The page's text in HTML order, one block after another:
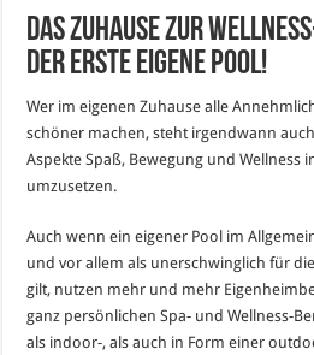
Das Zuhause zur
der erste eigene Pool!
Wer im eigenen Zuhause alle
schöner machen, steht irgendwann
Aspekte Spaß, Bewegung und Wellness
umzusetzen.
Auch wenn ein eigener Pool im
und vor allem als unerschwinglich für
gilt, nutzen mehr und mehr
ganz persönlichen Spa- und Wellness-
als indoor-, als auch in Form einer